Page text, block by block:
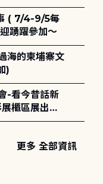
( 7/4-9/5每
踴躍參加～
海的柬埔寨文
)
-看今昔話新
櫃區展出，
更多 全部資訊